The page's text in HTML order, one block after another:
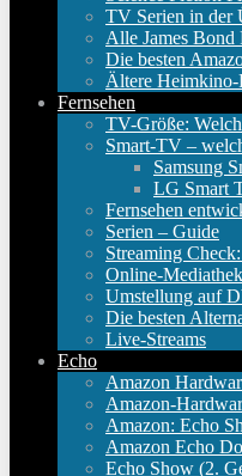
TV Serien in der
Alle James
Die besten
Ältere Heimkino-
Fernsehen
TV-Größe:
Smart-TV –
Samsung
LG Smart
Fernsehen
Serien – Guide
Streaming
Online-
Umstellung auf
Die besten
Live-Streams
Echo
Amazon
Amazon-
Amazon: Echo
Amazon Echo
Echo Show (2.